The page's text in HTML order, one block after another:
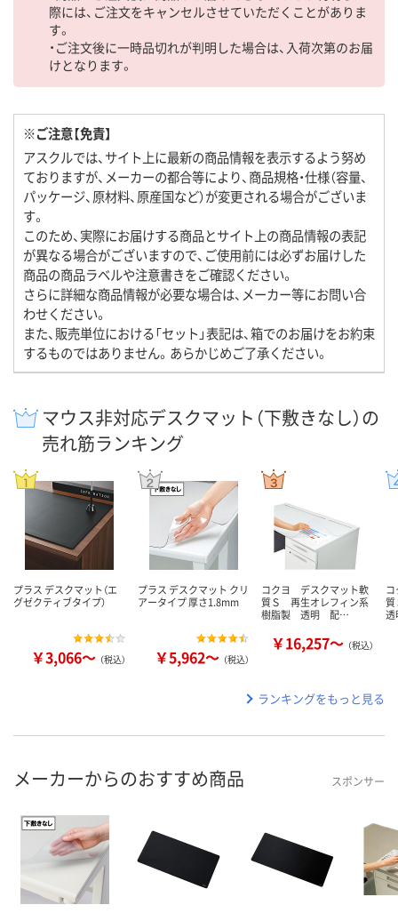
際には、ご注文をキャンセルさせていただくことがありま
す。
・ご注文後に一時品切れが判明した場合は、入荷次第のお届
けとなります。
※ご注意【免責】
アスクルでは、サイト上に最新の商品情報を表示するよう努め
ておりますが、メーカーの都合等により、商品規格・仕様（容量、
パッケージ、原材料、原産国など）が変更される場合がございま
す。
このため、実際にお届けする商品とサイト上の商品情報の表記
が異なる場合がございますので、ご使用前には必ずお届けした
商品の商品ラベルや注意書きをご確認ください。
さらに詳細な商品情報が必要な場合は、メーカー等にお問い合
わせください。
また、販売単位における「セット」表記は、箱でのお届けをお約束
するものではありません。あらかじめご了承ください。
マウス非対応デスクマット（下敷きなし）の
売れ筋ランキング
プラス デスクマット（エ
グゼクティブタイプ）
￥3,066～ （税込）
プラス デスクマット クリ
アータイプ 厚さ1.8mm
￥5,962～ （税込）
コクヨ デスクマット軟
質Ｓ 再生オレフィン系
樹脂製 透明 配…
￥16,257～ （税込）
ランキングをもっと見る
メーカーからのおすすめ商品 スポンサー